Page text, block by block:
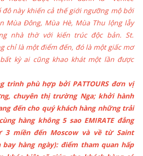
đô này khiến cả thế giới ngưỡng mộ bởi
Mùa Đông, Mùa Hè, Mùa Thu lộng lẫy
nhà thờ với kiến trúc độc bản. St.
chỉ là một điểm đến, đó là một giấc mơ
kỳ ai cũng khao khát một lần được
trình phù hợp bởi PATTOURS đơn vị
chuyên thị trường Nga; khởi hành
đến cho quý khách hàng những trải
hàng không 5 sao EMIRATE đẳng
miền đến Moscow và về từ Saint
bay hàng ngày): điểm tham quan hấp